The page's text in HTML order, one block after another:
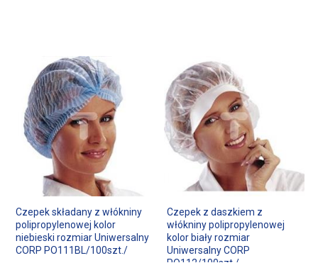
Czepek składany z włókniny
polipropylenowej kolor
niebieski rozmiar Uniwersalny
CORP PO111BL/100szt./
Czepek z daszkiem z
włókniny polipropylenowej
kolor biały rozmiar
Uniwersalny CORP
PO112/100szt./